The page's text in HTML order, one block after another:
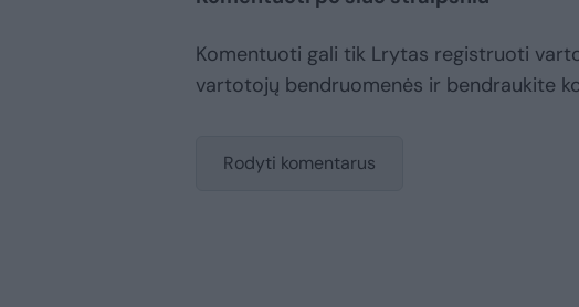
Komentuoti gali tik Lrytas registruoti
vartotojų bendruomenės ir bendraukite
Rodyti komentarus